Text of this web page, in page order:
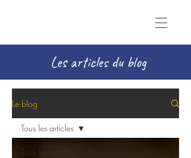
Les articles du blog
Le blog
Tous les articles
Tous les articles